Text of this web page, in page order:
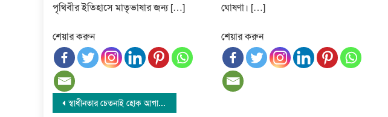
পৃথিবীর ইতিহাসে মাতৃভাষার জন্য […]
শেয়ার করুন
ঘোষণা। […]
শেয়ার করুন
Post
স্বাধীনতার চেতনাই হোক আগামী দিনের শক্তি